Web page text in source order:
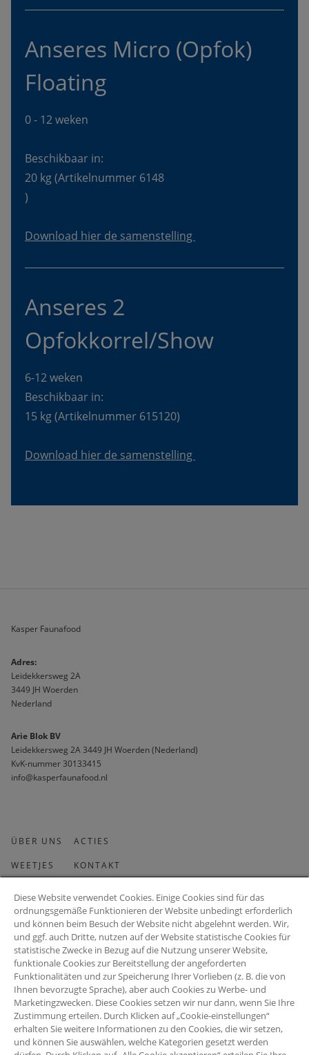
Anseres Micro (Opfok)
Floating
Beschikbaar in:
20 kg (Artikelnummer 6148
Download hier de samenstelling
Anseres 2
Opfokkorrel/Show
6-12 weken
Beschikbaar in:
Download hier de samenstelling
Kasper Faunafood
Adres:
Leidekkersweg 2A
3449 JH Woerden
Nederland
Arie Blok BV
Leidekkersweg 2A 3449 JH Woerden (Nederland)
KvK-nummer 30133415
info@kasperfaunafood.nl
ÜBER UNS
WEETJES
ACTIES
KONTAKT
Möchten Sie Tipps und Ratschläge erhalten, die Ihren Interessen
entsprechen? Wir erledigen das gerne für Sie!
ABONNIEREN
Diese Website verwendet Cookies. Einige Cookies sind für das
ordnungsgemäße Funktionieren der Website unbedingt erforderlich
und können beim Besuch der Website nicht abgelehnt werden. Wir,
und ggf. auch Dritte, nutzen auf der Website statistische Cookies für
statistische Zwecke in Bezug auf die Nutzung unserer Website,
funktionale Cookies zur Bereitstellung der angeforderten
Funktionalitäten und zur Speicherung Ihrer Vorlieben (z. B. die von
Ihnen bevorzugte Sprache), aber auch Cookies zu Werbe- und
Marketingzwecken. Diese Cookies setzen wir nur dann, wenn Sie Ihre
Zustimmung erteilen. Durch Klicken auf „Cookie-einstellungen“
erhalten Sie weitere Informationen zu den Cookies, die wir setzen,
und können Sie auswählen, welche Kategorien gesetzt werden